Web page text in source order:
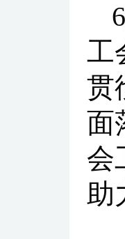
工
贯
面
会
助